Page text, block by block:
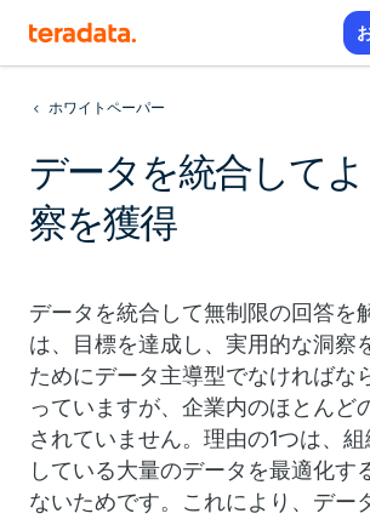
ホワイトペーパー
データを統合して
察を獲得
データを統合して無制限の回答を
は、目標を達成し、実用的な洞察
ためにデータ主導型でなければな
っていますが、企業内のほとんど
されていません。理由の1つは、
している大量のデータを最適化す
ないためです。これにより、デー